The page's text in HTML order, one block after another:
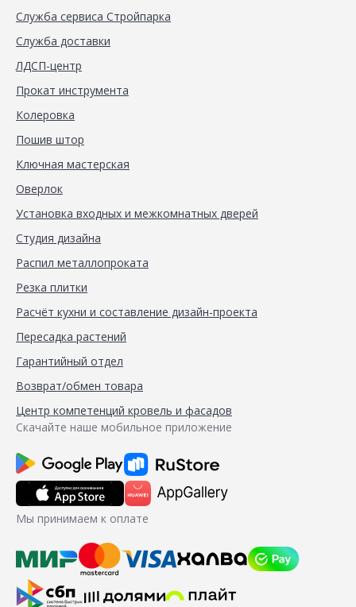
Служба сервиса Стройпарка
Служба доставки
ЛДСП-центр
Прокат инструмента
Колеровка
Пошив штор
Ключная мастерская
Оверлок
Установка входных и межкомнатных дверей
Студия дизайна
Распил металлопроката
Резка плитки
Расчёт кухни и составление дизайн-проекта
Пересадка растений
Гарантийный отдел
Возврат/обмен товара
Центр компетенций кровель и фасадов
Скачайте наше мобильное приложение
Мы принимаем к оплате